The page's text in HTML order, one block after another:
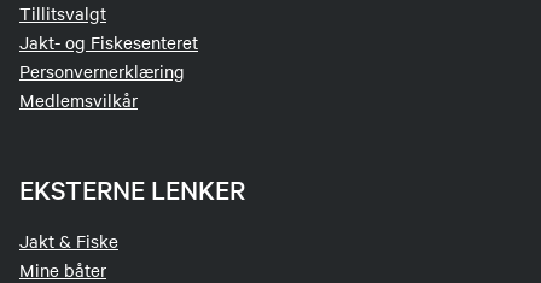
Tillitsvalgt
Jakt- og Fiskesenteret
Personvernerklæring
Medlemsvilkår
EKSTERNE LENKER
Jakt & Fiske
Mine båter